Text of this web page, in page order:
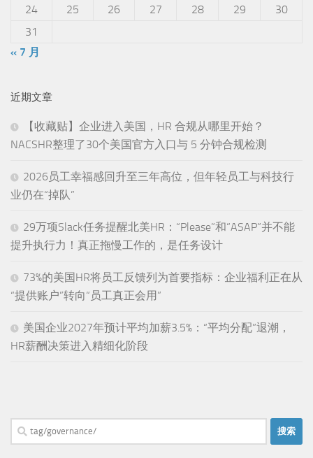
24
25 26 27 28 29
30
31
« 7 月
近期文章
【收藏贴】企业进入美国，HR 合规从哪里开始？
NACSHR整理了30个美国官方入口与 5 分钟合规检测
2026员工幸福感回升至三年高位，但年轻员工与科技行
业仍在“掉队”
29万项Slack任务提醒北美HR：“Please”和“ASAP”并不能
提升执行力！真正拖慢工作的，是任务设计
73%的美国HR将员工反馈列为首要指标：企业福利正在从
“提供账户”转向“员工真正会用”
美国企业2027年预计平均加薪3.5%：“平均分配”退潮，
HR薪酬决策进入精细化阶段
搜
索：